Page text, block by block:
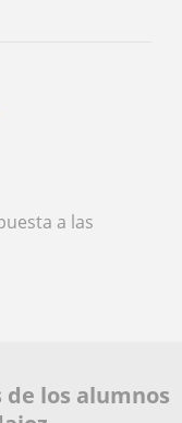
a las
de los alumnos